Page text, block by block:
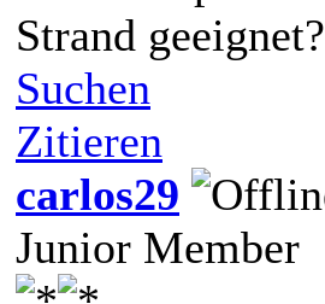
Strand geeignet?
Suchen
Zitieren
carlos29
Junior Member